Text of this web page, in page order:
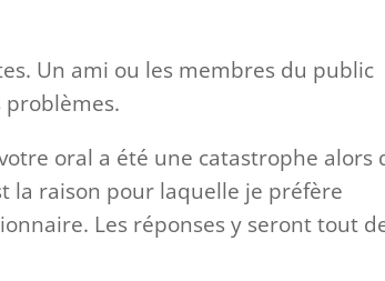
Un ami ou les membres du public
problèmes.
oral a été une catastrophe alors
la raison pour laquelle je préfère
Les réponses y seront tout